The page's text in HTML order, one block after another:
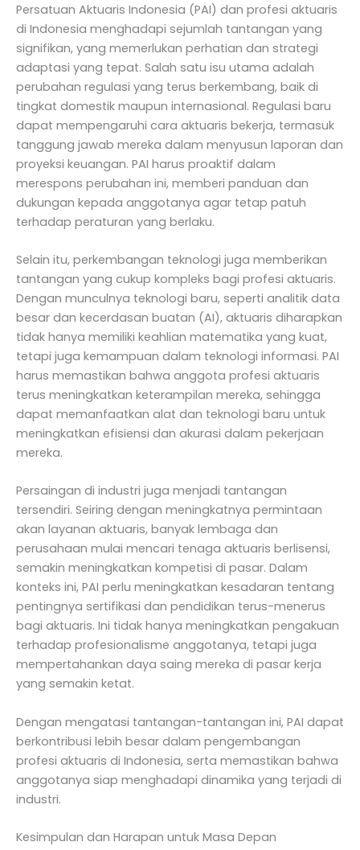
Persatuan Aktuaris Indonesia (PAI) dan profesi aktuaris
di Indonesia menghadapi sejumlah tantangan yang
signifikan, yang memerlukan perhatian dan strategi
adaptasi yang tepat. Salah satu isu utama adalah
perubahan regulasi yang terus berkembang, baik di
tingkat domestik maupun internasional. Regulasi baru
dapat mempengaruhi cara aktuaris bekerja, termasuk
tanggung jawab mereka dalam menyusun laporan dan
proyeksi keuangan. PAI harus proaktif dalam
merespons perubahan ini, memberi panduan dan
dukungan kepada anggotanya agar tetap patuh
terhadap peraturan yang berlaku.
Selain itu, perkembangan teknologi juga memberikan
tantangan yang cukup kompleks bagi profesi aktuaris.
Dengan munculnya teknologi baru, seperti analitik data
besar dan kecerdasan buatan (AI), aktuaris diharapkan
tidak hanya memiliki keahlian matematika yang kuat,
tetapi juga kemampuan dalam teknologi informasi. PAI
harus memastikan bahwa anggota profesi aktuaris
terus meningkatkan keterampilan mereka, sehingga
dapat memanfaatkan alat dan teknologi baru untuk
meningkatkan efisiensi dan akurasi dalam pekerjaan
mereka.
Persaingan di industri juga menjadi tantangan
tersendiri. Seiring dengan meningkatnya permintaan
akan layanan aktuaris, banyak lembaga dan
perusahaan mulai mencari tenaga aktuaris berlisensi,
semakin meningkatkan kompetisi di pasar. Dalam
konteks ini, PAI perlu meningkatkan kesadaran tentang
pentingnya sertifikasi dan pendidikan terus-menerus
bagi aktuaris. Ini tidak hanya meningkatkan pengakuan
terhadap profesionalisme anggotanya, tetapi juga
mempertahankan daya saing mereka di pasar kerja
yang semakin ketat.
Dengan mengatasi tantangan-tantangan ini, PAI dapat
berkontribusi lebih besar dalam pengembangan
profesi aktuaris di Indonesia, serta memastikan bahwa
anggotanya siap menghadapi dinamika yang terjadi di
industri.
Kesimpulan dan Harapan untuk Masa Depan